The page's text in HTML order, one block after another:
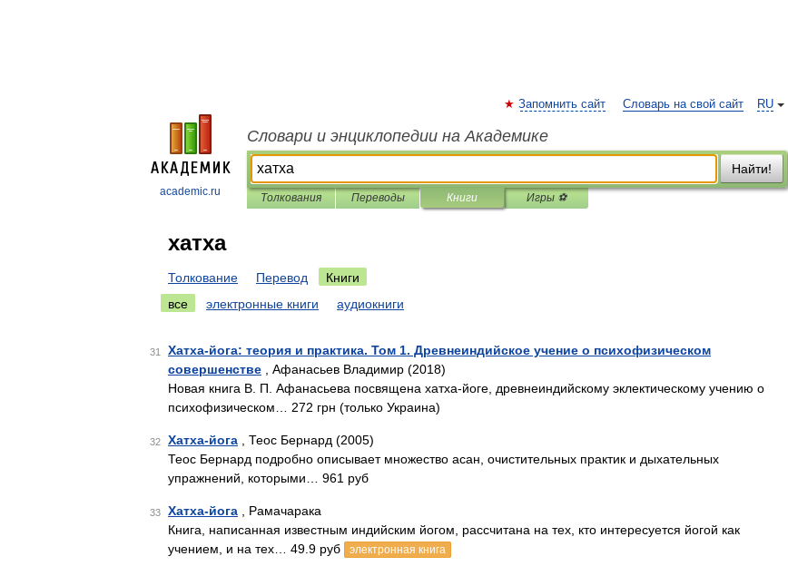
academic.ru
RU
Запомнить сайт Словарь на свой сайт
Словари и энциклопедии на Академике
Найти!
Толкования Переводы Книги Игры ⚽
хатха
Толкование Перевод
Книги
все
электронные книги аудиокниги
31
Хатха-йога: теория и практика. Том 1. Древнеиндийское учение о психофизическом
совершенстве , Афанасьев Владимир (2018)
Новая книга В. П. Афанасьева посвящена хатха-йоге, древнеиндийскому эклектическому учению о
психофизическом… 272 грн (только Украина)
32 Хатха-йога , Теос Бернард (2005)
Теос Бернард подробно описывает множество асан, очистительных практик и дыхательных
упражнений, которыми… 961 руб
33 Хатха-йога , Рамачарака
Книга, написанная известным индийским йогом, рассчитана на тех, кто интересуется йогой как
учением, и на тех… 49.9 руб
электронная книга